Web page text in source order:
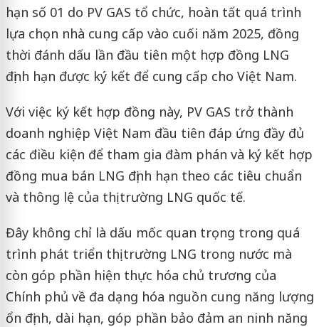
hạn số 01 do PV GAS tổ chức, hoàn tất quá trình
lựa chọn nhà cung cấp vào cuối năm 2025, đồng
thời đánh dấu lần đầu tiên một hợp đồng LNG
định hạn được ký kết để cung cấp cho Việt Nam.
Với việc ký kết hợp đồng này, PV GAS trở thành
doanh nghiệp Việt Nam đầu tiên đáp ứng đầy đủ
các điều kiện để tham gia đàm phán và ký kết hợp
đồng mua bán LNG định hạn theo các tiêu chuẩn
và thông lệ của thị trường LNG quốc tế.
Đây không chỉ là dấu mốc quan trọng trong quá
trình phát triển thị trường LNG trong nước mà
còn góp phần hiện thực hóa chủ trương của
Chính phủ về đa dạng hóa nguồn cung năng lượng
ổn định, dài hạn, góp phần bảo đảm an ninh năng